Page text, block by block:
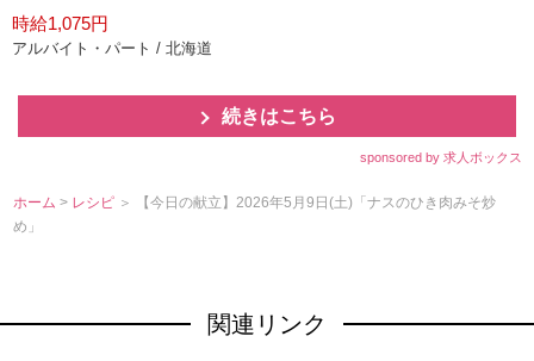
時給1,075円
アルバイト・パート / 北海道
続きはこちら
sponsored by 求人ボックス
ホーム > レシピ ＞ 【今日の献立】2026年5月9日(土)「ナスのひき肉みそ炒
め」
関連リンク